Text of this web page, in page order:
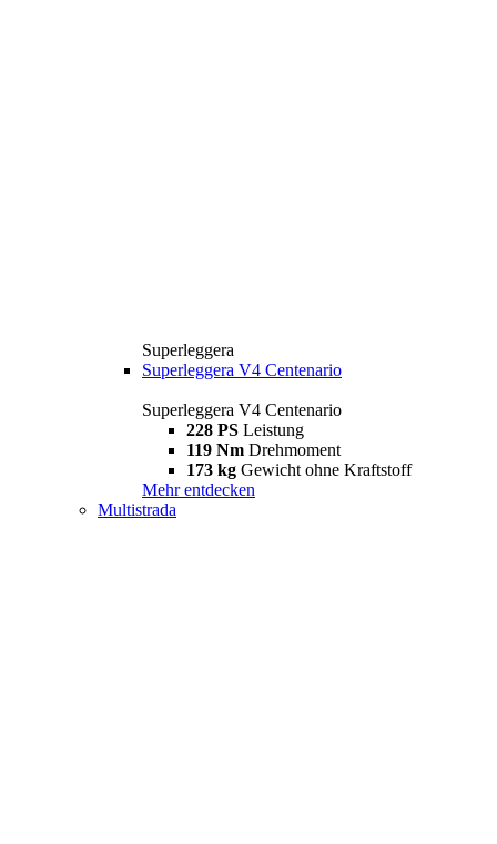
Superleggera
Superleggera V4 Centenario
Superleggera V4 Centenario
228 PS Leistung
119 Nm Drehmoment
173 kg Gewicht ohne Kraftstoff
Mehr entdecken
Multistrada